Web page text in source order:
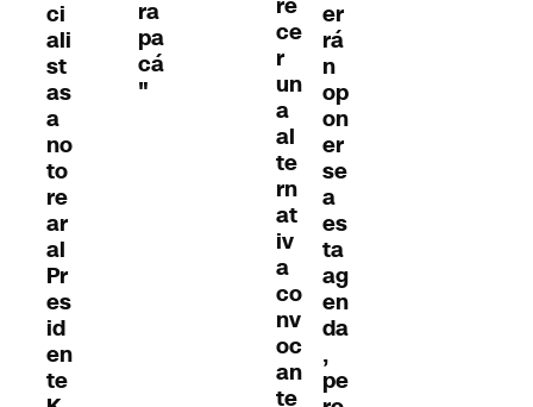
ci
ali
st
as
a
no
to
re
ar
al
Pr
es
id
en
te
ra
pa
cá
"
ce
r
un
a
al
te
rn
at
iv
a
co
nv
oc
an
te
er
rá
n
op
on
er
se
a
es
ta
ag
en
da
,
pe